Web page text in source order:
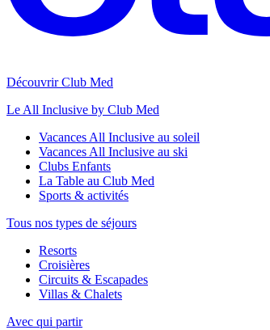
Découvrir Club Med
Le All Inclusive by Club Med
Vacances All Inclusive au soleil
Vacances All Inclusive au ski
Clubs Enfants
La Table au Club Med
Sports & activités
Tous nos types de séjours
Resorts
Croisières
Circuits & Escapades
Villas & Chalets
Avec qui partir